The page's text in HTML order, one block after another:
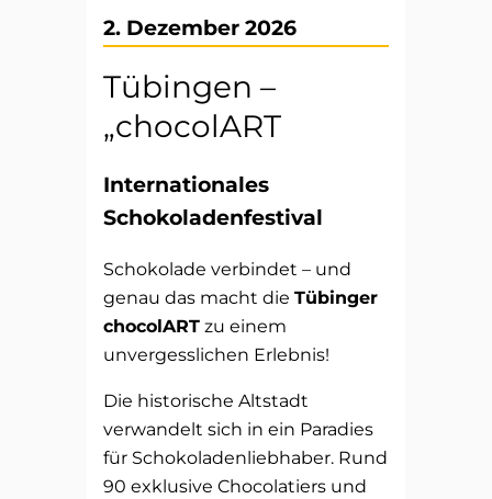
2. Dezember 2026
Tübingen –
„chocolART
Internationales
Schokoladenfestival
Schokolade verbindet – und
genau das macht die Tübinger
chocolART zu einem
unvergesslichen Erlebnis!
Die historische Altstadt
verwandelt sich in ein Paradies
für Schokoladenliebhaber. Rund
90 exklusive Chocolatiers und